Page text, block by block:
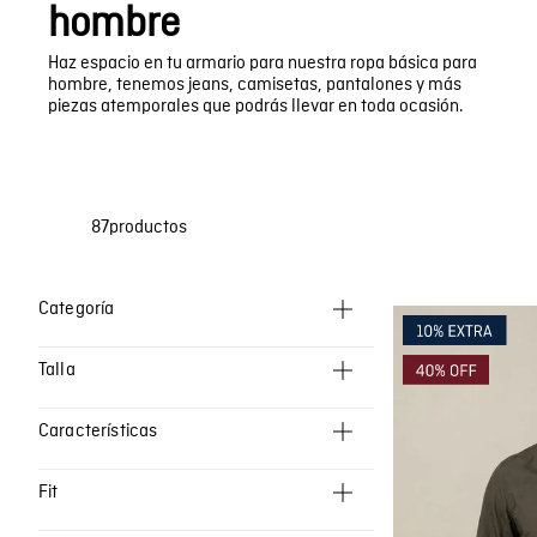
Swimwear
hombre
Haz espacio en tu armario para nuestra ropa básica para
hombre, tenemos jeans, camisetas, pantalones y más
piezas atemporales que podrás llevar en toda ocasión.
87productos
Categoría
Camisas
Talla
Características
Fit